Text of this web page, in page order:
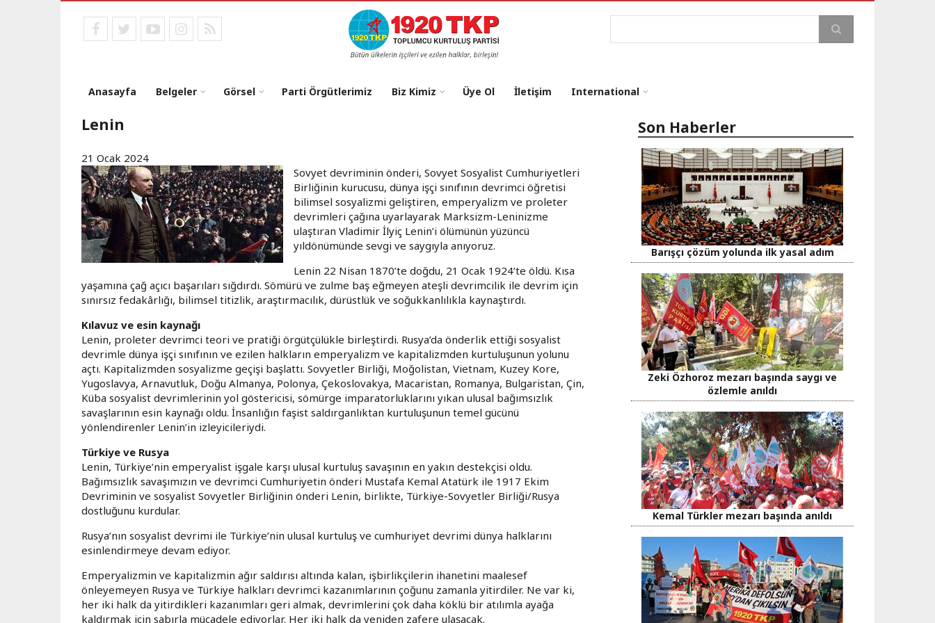
facebooktwitteryoutubeinstagram
RSS
Ara
Anasayfa Belgeler Görsel Parti Örgütlerimiz Biz Kimiz Üye Ol İletişim International
Lenin
21 Ocak 2024
Sovyet devriminin önderi, Sovyet Sosyalist Cumhuriyetleri
Birliğinin kurucusu, dünya işçi sınıfının devrimci öğretisi
bilimsel sosyalizmi geliştiren, emperyalizm ve proleter
devrimleri çağına uyarlayarak Marksizm-Leninizme
ulaştıran Vladimir İlyiç Lenin’i ölümünün yüzüncü
yıldönümünde sevgi ve saygıyla anıyoruz.
Lenin 22 Nisan 1870’te doğdu, 21 Ocak 1924’te öldü. Kısa
yaşamına çağ açıcı başarıları sığdırdı. Sömürü ve zulme baş eğmeyen ateşli devrimcilik ile devrim için
sınırsız fedakârlığı, bilimsel titizlik, araştırmacılık, dürüstlük ve soğukkanlılıkla kaynaştırdı.
Kılavuz ve esin kaynağı
Lenin, proleter devrimci teori ve pratiği örgütçülükle birleştirdi. Rusya’da önderlik ettiği sosyalist
devrimle dünya işçi sınıfının ve ezilen halkların emperyalizm ve kapitalizmden kurtuluşunun yolunu
açtı. Kapitalizmden sosyalizme geçişi başlattı. Sovyetler Birliği, Moğolistan, Vietnam, Kuzey Kore,
Yugoslavya, Arnavutluk, Doğu Almanya, Polonya, Çekoslovakya, Macaristan, Romanya, Bulgaristan, Çin,
Küba sosyalist devrimlerinin yol göstericisi, sömürge imparatorluklarını yıkan ulusal bağımsızlık
savaşlarının esin kaynağı oldu. İnsanlığın faşist saldırganlıktan kurtuluşunun temel gücünü
yönlendirenler Lenin’in izleyicileriydi.
Türkiye ve Rusya
Lenin, Türkiye’nin emperyalist işgale karşı ulusal kurtuluş savaşının en yakın destekçisi oldu.
Bağımsızlık savaşımızın ve devrimci Cumhuriyetin önderi Mustafa Kemal Atatürk ile 1917 Ekim
Devriminin ve sosyalist Sovyetler Birliğinin önderi Lenin, birlikte, Türkiye-Sovyetler Birliği/Rusya
dostluğunu kurdular.
Rusya’nın sosyalist devrimi ile Türkiye’nin ulusal kurtuluş ve cumhuriyet devrimi dünya halklarını
esinlendirmeye devam ediyor.
Emperyalizmin ve kapitalizmin ağır saldırısı altında kalan, işbirlikçilerin ihanetini maalesef
önleyemeyen Rusya ve Türkiye halkları devrimci kazanımlarının çoğunu zamanla yitirdiler. Ne var ki,
her iki halk da yitirdikleri kazanımları geri almak, devrimlerini çok daha köklü bir atılımla ayağa
kaldırmak için sabırla mücadele ediyorlar. Her iki halk da yeniden zafere ulaşacak.
Son Haberler
Barışçı çözüm yolunda ilk yasal adım
Zeki Özhoroz mezarı başında saygı ve
özlemle anıldı
Kemal Türkler mezarı başında anıldı